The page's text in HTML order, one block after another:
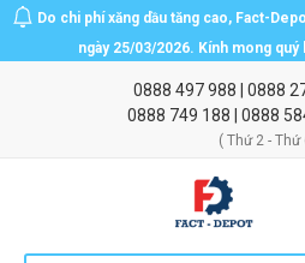
Do chi phí xăng dầu tăng cao, Fact-
ngày 25/03/2026. Kính mong
0888 497 988 0888
0888 749 188
0888
( Thứ 2 - Thứ